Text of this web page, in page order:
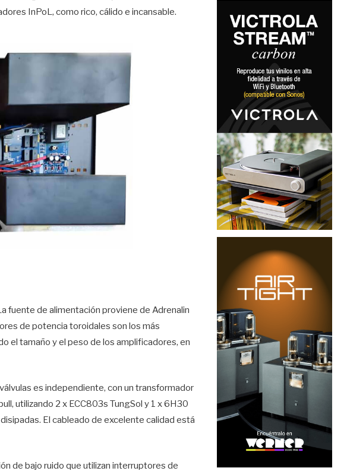
InPoL, como rico, cálido e incansable.
fuente de alimentación proviene de Adrenalin
de potencia toroidales son los más
el tamaño y el peso de los amplificadores, en
es independiente, con un transformador
utilizando 2 x ECC803s TungSol y 1 x 6H30
El cableado de excelente calidad está
de bajo ruido que utilizan interruptores de